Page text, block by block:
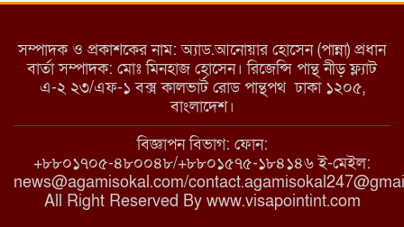
মরণ নেশা
মাধবপুরে কমিউনিটি ক্লিনিকে
অনিয়মের অভিযোগ
রাজবাড়ী: বালিয়াকান্দিতে কিশোরীর
ঝুলন্ত মরদেহ উদ্ধার
সম্পাদক ও প্রকাশকের নাম: অ্যাড.আনোয়ার হোসেন (পান্না) প্রধান
বার্তা সম্পাদক: মোঃ মিনহাজ হোসেন। রিজেন্সি পান্থ নীড় ফ্ল্যাট
এ-২ ২৩/এফ-১ বক্স কালভার্ট রোড পান্থপথ ঢাকা ১২০৫,
বাংলাদেশ।
বিজ্ঞাপন বিভাগ: ফোন:
+৮৮০১৭০৫-৪৮০০৪৮/+৮৮০১৫৭৫-১৮৪১৪৬ ই-মেইল:
news@agamisokal.com/
All Right Reserved By www.visapointint.com